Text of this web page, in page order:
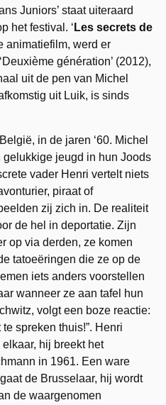
Juniors’ staat uiteraard
het festival. ‘ Les secrets de
animatiefilm, werd er
génération’ (2012),
uit de pen van Michel
uit Luik, is sinds
in de jaren ‘60. Michel
jeugd in hun Joods
vader Henri vertelt niets
piraat of
zij zich in. De realiteit
de hel in deportatie. Zijn
op via derden, ze komen
tatoeëringen die ze op de
iets anders voorstellen
wanneer ze aan tafel hun
volgt een boze reactie:
spreken thuis!”. Henri
hij breekt het
in 1961. Een ware
de Brusselaar, hij wordt
de waargenomen